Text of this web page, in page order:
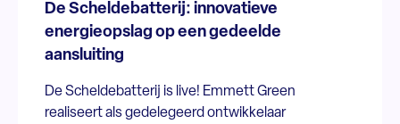
De Scheldebatterij: innovatieve
energieopslag op een gedeelde
aansluiting
De Scheldebatterij is live! Emmett Green
realiseert als gedelegeerd ontwikkelaar